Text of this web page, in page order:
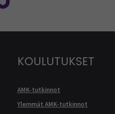
KOULUTUKSET
AMK-tutkinnot
Ylemmät AMK-tutkinnot